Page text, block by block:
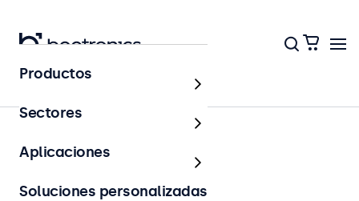
Productos
Sectores
Aplicaciones
Soluciones personalizadas